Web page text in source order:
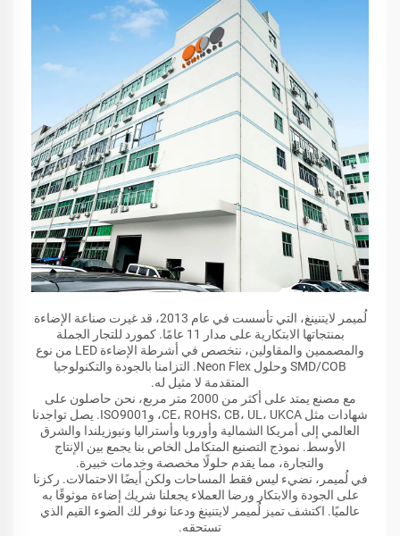
لُميمر لايتنينغ، التي تأسست في عام 2013، قد غيرت صناعة الإضاءة
بمنتجاتها الابتكارية على مدار 11 عامًا. كمورد للتجار الجملة
والمصممين والمقاولين، نتخصص في أشرطة الإضاءة LED من نوع
SMD/COB وحلول Neon Flex. التزامنا بالجودة والتكنولوجيا
المتقدمة لا مثيل له.
مع مصنع يمتد على أكثر من 2000 متر مربع، نحن حاصلون على
شهادات مثل CE، ROHS، CB، UL، UKCA، وISO9001. يصل تواجدنا
العالمي إلى أمريكا الشمالية وأوروبا وأستراليا ونيوزيلندا والشرق
الأوسط. نموذج التصنيع المتكامل الخاص بنا يجمع بين الإنتاج
والتجارة، مما يقدم حلولًا مخصصة وخِدمات خبيرة.
في لُميمر، نضيء ليس فقط المساحات ولكن أيضًا الاحتمالات. ركزنا
على الجودة والابتكار ورضا العملاء يجعلنا شريك إضاءة موثوقًا به
عالميًا. اكتشف تميز لُميمر لايتنينغ ودعنا نوفر لك الضوء القيم الذي
تستحقه.